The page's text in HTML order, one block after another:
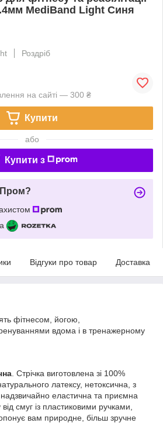
MediBand Light Синя
Роздріб
на сайті — 300 ₴
Купити
або
Купити з
Пром?
Відгуки про товар Доставка
фітнесом, йогою,
вдома і в тренажерному
. Стрічка виготовлена зі 100%
латексу, нетоксична, з
еластична та приємна
смуг із пластиковими ручками,
вам природне, більш зручне